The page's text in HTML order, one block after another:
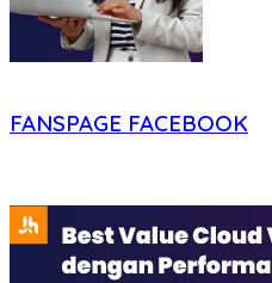
FANSPAGE FACEBOOK